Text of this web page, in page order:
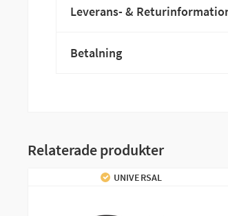
Leverans- &
Betalning
Relaterade produkter
UNIVERSAL